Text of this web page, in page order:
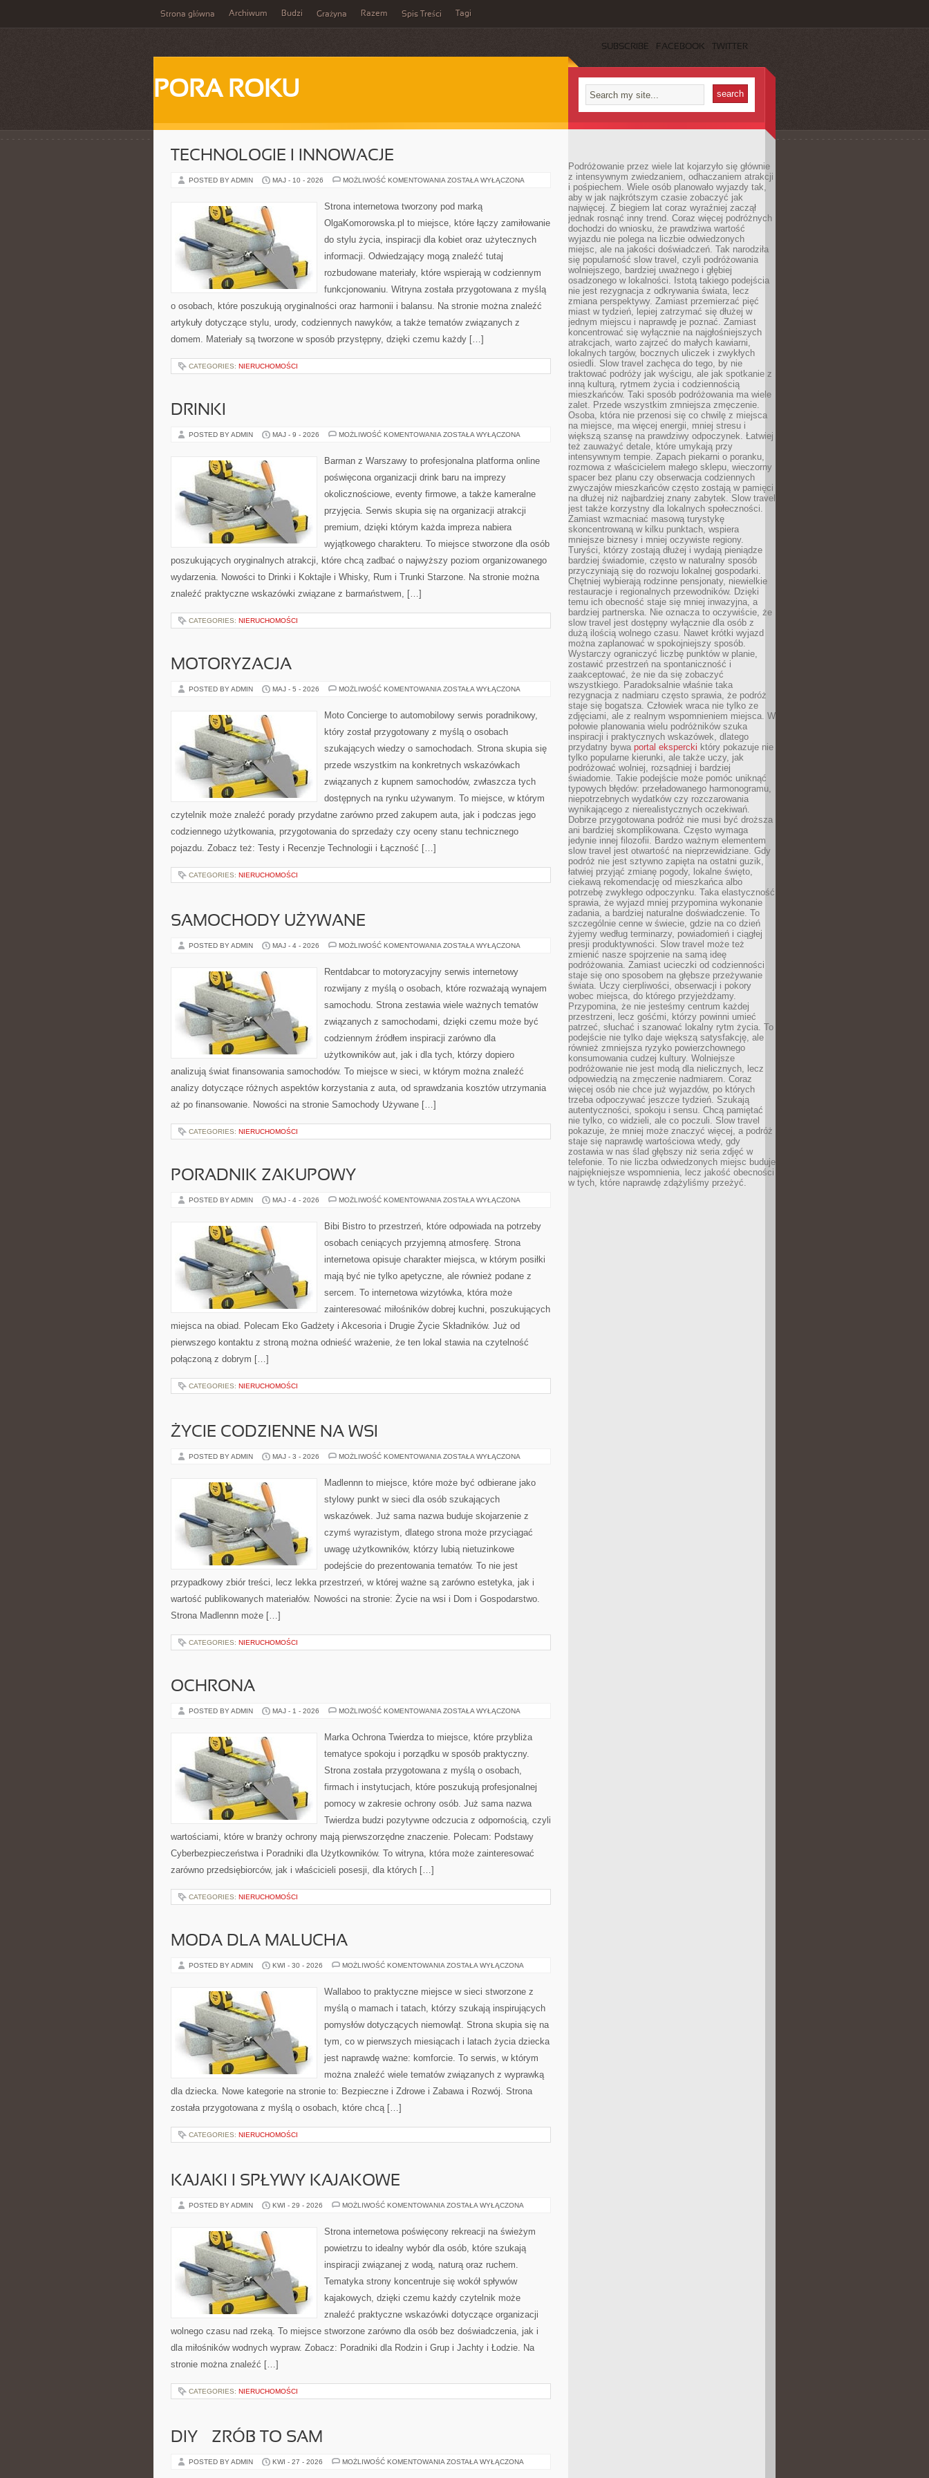
Strona główna Archiwum Budzi Grażyna Razem Spis Treści Tagi
SUBSCRIBE FACEBOOK TWITTER
PORA ROKU
TECHNOLOGIE I INNOWACJE
POSTED BY ADMIN MAJ - 10 - 2026 MOŻLIWOŚĆ KOMENTOWANIA TECHNOLOGIE
ZOSTAŁA WYŁĄCZONA
Strona internetowa tworzony pod marką
OlgaKomorowska.pl to miejsce, które łączy zamiłowanie
do stylu życia, inspiracji dla kobiet oraz użytecznych
informacji. Odwiedzający mogą znaleźć tutaj
rozbudowane materiały, które wspierają w codziennym
funkcjonowaniu. Witryna została przygotowana z myślą
o osobach, które poszukują oryginalności oraz harmonii i balansu. Na stronie można znaleźć
artykuły dotyczące stylu, urody, codziennych nawyków, a także tematów związanych z
domem. Materiały są tworzone w sposób przystępny, dzięki czemu każdy […]
CATEGORIES: NIERUCHOMOŚCI
DRINKI
POSTED BY ADMIN MAJ - 9 - 2026 MOŻLIWOŚĆ KOMENTOWANIA DRINKI
ZOSTAŁA WYŁĄCZONA
Barman z Warszawy to profesjonalna platforma online
poświęcona organizacji drink baru na imprezy
okolicznościowe, eventy firmowe, a także kameralne
przyjęcia. Serwis skupia się na organizacji atrakcji
premium, dzięki którym każda impreza nabiera
wyjątkowego charakteru. To miejsce stworzone dla osób
poszukujących oryginalnych atrakcji, które chcą zadbać o najwyższy poziom organizowanego
wydarzenia. Nowości to Drinki i Koktajle i Whisky, Rum i Trunki Starzone. Na stronie można
znaleźć praktyczne wskazówki związane z barmaństwem, […]
CATEGORIES: NIERUCHOMOŚCI
MOTORYZACJA
POSTED BY ADMIN MAJ - 5 - 2026 MOŻLIWOŚĆ KOMENTOWANIA MOTORYZACJA
ZOSTAŁA WYŁĄCZONA
Moto Concierge to automobilowy serwis poradnikowy,
który został przygotowany z myślą o osobach
szukających wiedzy o samochodach. Strona skupia się
przede wszystkim na konkretnych wskazówkach
związanych z kupnem samochodów, zwłaszcza tych
dostępnych na rynku używanym. To miejsce, w którym
czytelnik może znaleźć porady przydatne zarówno przed zakupem auta, jak i podczas jego
codziennego użytkowania, przygotowania do sprzedaży czy oceny stanu technicznego
pojazdu. Zobacz też: Testy i Recenzje Technologii i Łączność […]
CATEGORIES: NIERUCHOMOŚCI
SAMOCHODY UŻYWANE
POSTED BY ADMIN MAJ - 4 - 2026 MOŻLIWOŚĆ KOMENTOWANIA SAMOCHODY
ZOSTAŁA WYŁĄCZONA
Rentdabcar to motoryzacyjny serwis internetowy
rozwijany z myślą o osobach, które rozważają wynajem
samochodu. Strona zestawia wiele ważnych tematów
związanych z samochodami, dzięki czemu może być
codziennym źródłem inspiracji zarówno dla
użytkowników aut, jak i dla tych, którzy dopiero
analizują świat finansowania samochodów. To miejsce w sieci, w którym można znaleźć
analizy dotyczące różnych aspektów korzystania z auta, od sprawdzania kosztów utrzymania
aż po finansowanie. Nowości na stronie Samochody Używane […]
CATEGORIES: NIERUCHOMOŚCI
PORADNIK ZAKUPOWY
POSTED BY ADMIN MAJ - 4 - 2026 MOŻLIWOŚĆ KOMENTOWANIA PORADNIK
ZOSTAŁA WYŁĄCZONA
Bibi Bistro to przestrzeń, które odpowiada na potrzeby
osobach ceniących przyjemną atmosferę. Strona
internetowa opisuje charakter miejsca, w którym posiłki
mają być nie tylko apetyczne, ale również podane z
sercem. To internetowa wizytówka, która może
zainteresować miłośników dobrej kuchni, poszukujących
miejsca na obiad. Polecam Eko Gadżety i Akcesoria i Drugie Życie Składników. Już od
pierwszego kontaktu z stroną można odnieść wrażenie, że ten lokal stawia na czytelność
połączoną z dobrym […]
CATEGORIES: NIERUCHOMOŚCI
ŻYCIE CODZIENNE NA WSI
POSTED BY ADMIN MAJ - 3 - 2026 MOŻLIWOŚĆ KOMENTOWANIA ŻYCIE
WSI
ZOSTAŁA WYŁĄCZONA
Madlennn to miejsce, które może być odbierane jako
stylowy punkt w sieci dla osób szukających
wskazówek. Już sama nazwa buduje skojarzenie z
czymś wyrazistym, dlatego strona może przyciągać
uwagę użytkowników, którzy lubią nietuzinkowe
podejście do prezentowania tematów. To nie jest
przypadkowy zbiór treści, lecz lekka przestrzeń, w której ważne są zarówno estetyka, jak i
wartość publikowanych materiałów. Nowości na stronie: Życie na wsi i Dom i Gospodarstwo.
Strona Madlennn może […]
CATEGORIES: NIERUCHOMOŚCI
OCHRONA
POSTED BY ADMIN MAJ - 1 - 2026 MOŻLIWOŚĆ KOMENTOWANIA OCHRONA
ZOSTAŁA WYŁĄCZONA
Marka Ochrona Twierdza to miejsce, które przybliża
tematyce spokoju i porządku w sposób praktyczny.
Strona została przygotowana z myślą o osobach,
firmach i instytucjach, które poszukują profesjonalnej
pomocy w zakresie ochrony osób. Już sama nazwa
Twierdza budzi pozytywne odczucia z odpornością, czyli
wartościami, które w branży ochrony mają pierwszorzędne znaczenie. Polecam: Podstawy
Cyberbezpieczeństwa i Poradniki dla Użytkowników. To witryna, która może zainteresować
zarówno przedsiębiorców, jak i właścicieli posesji, dla których […]
CATEGORIES: NIERUCHOMOŚCI
MODA DLA MALUCHA
POSTED BY ADMIN KWI - 30 - 2026 MOŻLIWOŚĆ KOMENTOWANIA MODA
ZOSTAŁA WYŁĄCZONA
Wallaboo to praktyczne miejsce w sieci stworzone z
myślą o mamach i tatach, którzy szukają inspirujących
pomysłów dotyczących niemowląt. Strona skupia się na
tym, co w pierwszych miesiącach i latach życia dziecka
jest naprawdę ważne: komforcie. To serwis, w którym
można znaleźć wiele tematów związanych z wyprawką
dla dziecka. Nowe kategorie na stronie to: Bezpieczne i Zdrowe i Zabawa i Rozwój. Strona
została przygotowana z myślą o osobach, które chcą […]
CATEGORIES: NIERUCHOMOŚCI
KAJAKI I SPŁYWY KAJAKOWE
POSTED BY ADMIN KWI - 29 - 2026 MOŻLIWOŚĆ KOMENTOWANIA KAJAKI
KAJAKOWE
ZOSTAŁA WYŁĄCZONA
Strona internetowa poświęcony rekreacji na świeżym
powietrzu to idealny wybór dla osób, które szukają
inspiracji związanej z wodą, naturą oraz ruchem.
Tematyka strony koncentruje się wokół spływów
kajakowych, dzięki czemu każdy czytelnik może
znaleźć praktyczne wskazówki dotyczące organizacji
wolnego czasu nad rzeką. To miejsce stworzone zarówno dla osób bez doświadczenia, jak i
dla miłośników wodnych wypraw. Zobacz: Poradniki dla Rodzin i Grup i Jachty i Łodzie. Na
stronie można znaleźć […]
CATEGORIES: NIERUCHOMOŚCI
DIY – ZRÓB TO SAM
POSTED BY ADMIN KWI - 27 - 2026 MOŻLIWOŚĆ KOMENTOWANIA DIY
ZOSTAŁA WYŁĄCZONA
Podróżowanie przez wiele lat kojarzyło się głównie
z intensywnym zwiedzaniem, odhaczaniem atrakcji
i pośpiechem. Wiele osób planowało wyjazdy tak,
aby w jak najkrótszym czasie zobaczyć jak
najwięcej. Z biegiem lat coraz wyraźniej zaczął
jednak rosnąć inny trend. Coraz więcej podróżnych
dochodzi do wniosku, że prawdziwa wartość
wyjazdu nie polega na liczbie odwiedzonych
miejsc, ale na jakości doświadczeń. Tak narodziła
się popularność slow travel, czyli podróżowania
wolniejszego, bardziej uważnego i głębiej
osadzonego w lokalności. Istotą takiego podejścia
nie jest rezygnacja z odkrywania świata, lecz
zmiana perspektywy. Zamiast przemierzać pięć
miast w tydzień, lepiej zatrzymać się dłużej w
jednym miejscu i naprawdę je poznać. Zamiast
koncentrować się wyłącznie na najgłośniejszych
atrakcjach, warto zajrzeć do małych kawiarni,
lokalnych targów, bocznych uliczek i zwykłych
osiedli. Slow travel zachęca do tego, by nie
traktować podróży jak wyścigu, ale jak spotkanie z
inną kulturą, rytmem życia i codziennością
mieszkańców. Taki sposób podróżowania ma wiele
zalet. Przede wszystkim zmniejsza zmęczenie.
Osoba, która nie przenosi się co chwilę z miejsca
na miejsce, ma więcej energii, mniej stresu i
większą szansę na prawdziwy odpoczynek. Łatwiej
też zauważyć detale, które umykają przy
intensywnym tempie. Zapach piekarni o poranku,
rozmowa z właścicielem małego sklepu, wieczorny
spacer bez planu czy obserwacja codziennych
zwyczajów mieszkańców często zostają w pamięci
na dłużej niż najbardziej znany zabytek. Slow travel
jest także korzystny dla lokalnych społeczności.
Zamiast wzmacniać masową turystykę
skoncentrowaną w kilku punktach, wspiera
mniejsze biznesy i mniej oczywiste regiony.
Turyści, którzy zostają dłużej i wydają pieniądze
bardziej świadomie, często w naturalny sposób
przyczyniają się do rozwoju lokalnej gospodarki.
Chętniej wybierają rodzinne pensjonaty, niewielkie
restauracje i regionalnych przewodników. Dzięki
temu ich obecność staje się mniej inwazyjna, a
bardziej partnerska. Nie oznacza to oczywiście, że
slow travel jest dostępny wyłącznie dla osób z
dużą ilością wolnego czasu. Nawet krótki wyjazd
można zaplanować w spokojniejszy sposób.
Wystarczy ograniczyć liczbę punktów w planie,
zostawić przestrzeń na spontaniczność i
zaakceptować, że nie da się zobaczyć
wszystkiego. Paradoksalnie właśnie taka
rezygnacja z nadmiaru często sprawia, że podróż
staje się bogatsza. Człowiek wraca nie tylko ze
zdjęciami, ale z realnym wspomnieniem miejsca. W
połowie planowania wielu podróżników szuka
inspiracji i praktycznych wskazówek, dlatego
przydatny bywa portal ekspercki który pokazuje nie
tylko popularne kierunki, ale także uczy, jak
podróżować wolniej, rozsądniej i bardziej
świadomie. Takie podejście może pomóc uniknąć
typowych błędów: przeładowanego harmonogramu,
niepotrzebnych wydatków czy rozczarowania
wynikającego z nierealistycznych oczekiwań.
Dobrze przygotowana podróż nie musi być droższa
ani bardziej skomplikowana. Często wymaga
jedynie innej filozofii. Bardzo ważnym elementem
slow travel jest otwartość na nieprzewidziane. Gdy
podróż nie jest sztywno zapięta na ostatni guzik,
łatwiej przyjąć zmianę pogody, lokalne święto,
ciekawą rekomendację od mieszkańca albo
potrzebę zwykłego odpoczynku. Taka elastyczność
sprawia, że wyjazd mniej przypomina wykonanie
zadania, a bardziej naturalne doświadczenie. To
szczególnie cenne w świecie, gdzie na co dzień
żyjemy według terminarzy, powiadomień i ciągłej
presji produktywności. Slow travel może też
zmienić nasze spojrzenie na samą ideę
podróżowania. Zamiast ucieczki od codzienności
staje się ono sposobem na głębsze przeżywanie
świata. Uczy cierpliwości, obserwacji i pokory
wobec miejsca, do którego przyjeżdżamy.
Przypomina, że nie jesteśmy centrum każdej
przestrzeni, lecz gośćmi, którzy powinni umieć
patrzeć, słuchać i szanować lokalny rytm życia. To
podejście nie tylko daje większą satysfakcję, ale
również zmniejsza ryzyko powierzchownego
konsumowania cudzej kultury. Wolniejsze
podróżowanie nie jest modą dla nielicznych, lecz
odpowiedzią na zmęczenie nadmiarem. Coraz
więcej osób nie chce już wyjazdów, po których
trzeba odpoczywać jeszcze tydzień. Szukają
autentyczności, spokoju i sensu. Chcą pamiętać
nie tylko, co widzieli, ale co poczuli. Slow travel
pokazuje, że mniej może znaczyć więcej, a podróż
staje się naprawdę wartościowa wtedy, gdy
zostawia w nas ślad głębszy niż seria zdjęć w
telefonie. To nie liczba odwiedzonych miejsc buduje
najpiękniejsze wspomnienia, lecz jakość obecności
w tych, które naprawdę zdążyliśmy przeżyć.